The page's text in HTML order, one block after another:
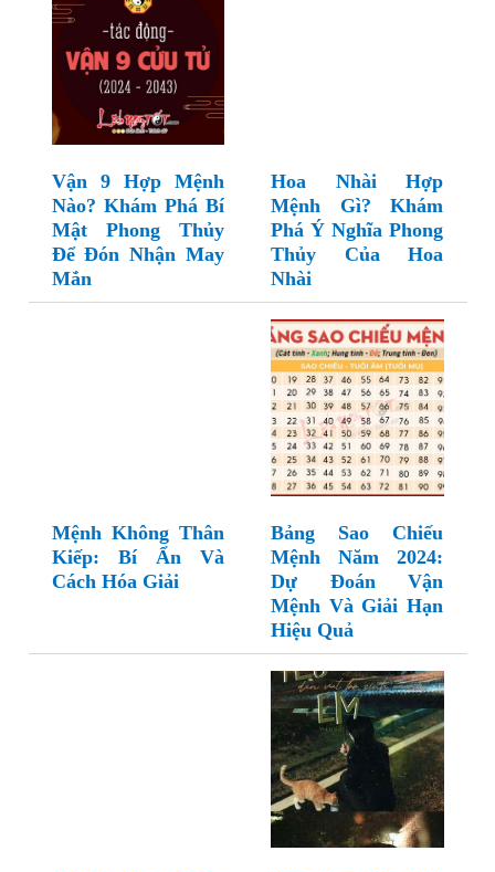
Vận 9 Hợp Mệnh
Nào? Khám Phá Bí
Mật Phong Thủy
Để Đón Nhận May
Mắn
Hoa Nhài Hợp
Mệnh Gì? Khám
Phá Ý Nghĩa Phong
Thủy Của Hoa
Nhài
Mệnh Không Thân
Kiếp: Bí Ẩn Và
Cách Hóa Giải
Bảng Sao Chiếu
Mệnh Năm 2024:
Dự Đoán Vận
Mệnh Và Giải Hạn
Hiệu Quả